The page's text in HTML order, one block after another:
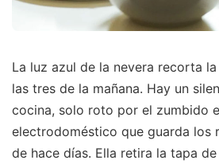
La luz azul de la nevera recorta
las tres de la mañana. Hay un
cocina, solo roto por el zumbido
electrodoméstico que guarda los
de hace días. Ella retira la tapa